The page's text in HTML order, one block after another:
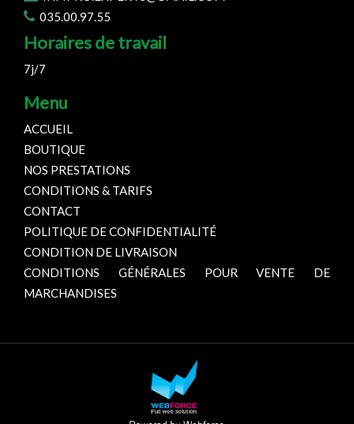
035.00.97.55
Horaires de travail
7j/7
Menu
ACCUEIL
BOUTIQUE
NOS PRESTATIONS
CONDITIONS & TARIFS
CONTACT
POLITIQUE DE CONFIDENTIALITÉ
CONDITION DE LIVRAISON
CONDITIONS GÉNÉRALES POUR VENTE DE
MARCHANDISES